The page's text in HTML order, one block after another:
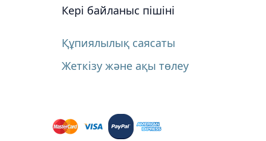
Кері байланыс пішіні
Құпиялылық саясаты
Жеткізу және ақы төлеу